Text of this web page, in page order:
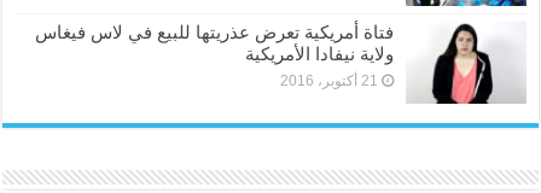
فتاة أمريكية تعرض عذريتها للبيع في لاس فيغاس
ولاية نيفادا الأمريكية
21 أكتوبر، 2016